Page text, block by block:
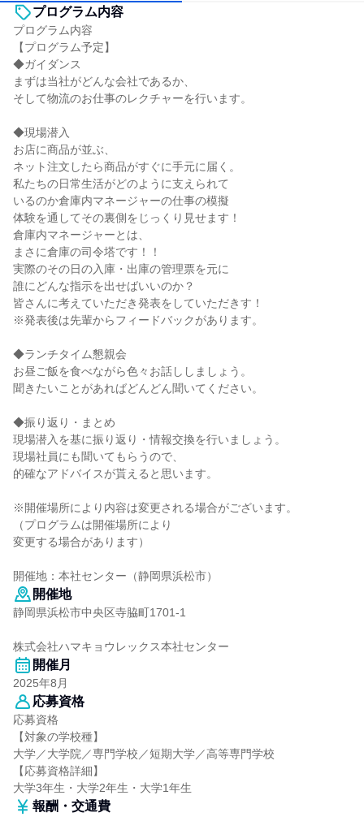
プログラム内容
プログラム内容
【プログラム予定】
◆ガイダンス
まずは当社がどんな会社であるか、
そして物流のお仕事のレクチャーを行います。
◆現場潜入
お店に商品が並ぶ、
ネット注文したら商品がすぐに手元に届く。
私たちの日常生活がどのように支えられて
いるのか倉庫内マネージャーの仕事の模擬
体験を通してその裏側をじっくり見せます！
倉庫内マネージャーとは、
まさに倉庫の司令塔です！！
実際のその日の入庫・出庫の管理票を元に
誰にどんな指示を出せばいいのか？
皆さんに考えていただき発表をしていただきす！
※発表後は先輩からフィードバックがあります。
◆ランチタイム懇親会
お昼ご飯を食べながら色々お話ししましょう。
聞きたいことがあればどんどん聞いてください。
◆振り返り・まとめ
現場潜入を基に振り返り・情報交換を行いましょう。
現場社員にも聞いてもらうので、
的確なアドバイスが貰えると思います。
※開催場所により内容は変更される場合がございます。
（プログラムは開催場所により
変更する場合があります）
開催地：本社センター（静岡県浜松市）
開催地
静岡県浜松市中央区寺脇町1701-1
株式会社ハマキョウレックス本社センター
開催月
2025年8月
応募資格
応募資格
【対象の学校種】
大学／大学院／専門学校／短期大学／高等専門学校
【応募資格詳細】
大学3年生・大学2年生・大学1年生
報酬・交通費